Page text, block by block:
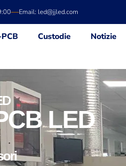
Email: led@jjled.com
Custodie Notizie
LED